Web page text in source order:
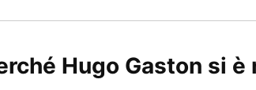
Hugo Gaston si